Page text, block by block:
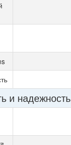
и надежность